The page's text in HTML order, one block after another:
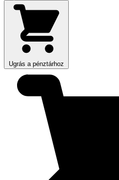
Ugrás a pénztárhoz